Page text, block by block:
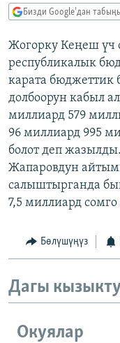
ЭКСПЕРТТЕР ТАЛДАЙТ
БИЗ ЖАНА ДҮЙНӨ
ДАНИСТЕ
ЭЖЕ-СИҢДИЛЕР
АЗАТТЫК+
ЫҢГАЙСЫЗ СУРООЛОР
ӨЗГӨЧӨ ПИКИР
Русский
ОНЛАЙН ШЕРИНЕ
ЭЕ/АРнун бардык
Бизди Google'дан
Жогорку Кеңеш
республикалык
карата
долбоорун кабыл
миллиард 579
96 миллиард 995
болот деп
Жапаровдун
салыштырганда
7,5 миллиард сомго
Бөлүшүңүз
Дагы
Окуялар